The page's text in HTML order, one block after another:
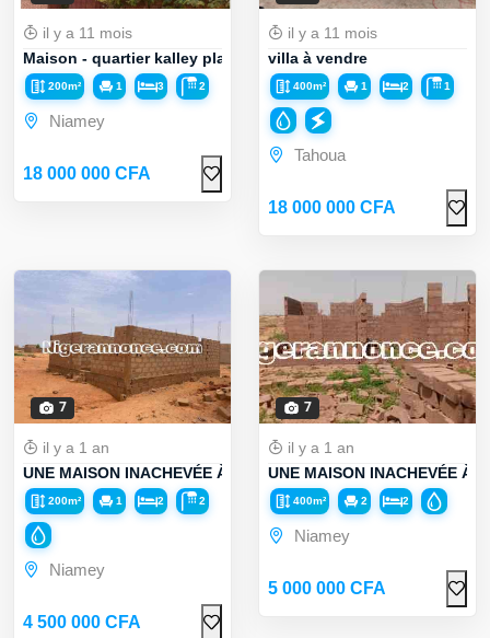
il y a 11 mois
Maison - quartier kalley plateau - 200m2
200m² 1 3 2
Niamey
18 000 000 CFA
il y a 11 mois
villa à vendre
400m² 1 2 1
Tahoua
18 000 000 CFA
7
il y a 1 an
UNE MAISON INACHEVÉE À VENDRE
200m² 1 2 2
Niamey
4 500 000 CFA
7
il y a 1 an
UNE MAISON INACHEVÉE À
400m² 2 2
Niamey
5 000 000 CFA